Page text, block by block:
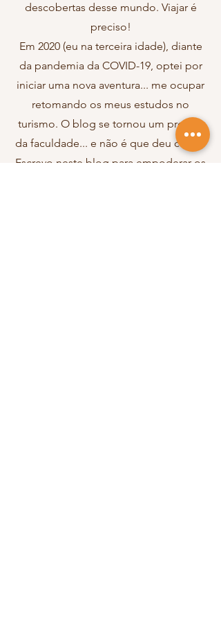
descobertas desse mundo. Viajar é
preciso!
Em 2020 (eu na terceira idade), diante
da pandemia da COVID-19, optei por
iniciar uma nova aventura... me ocupar
retomando os meus estudos no
turismo. O blog se tornou um projeto
da faculdade... e não é que deu certo!
Escrevo neste blog para empoderar os